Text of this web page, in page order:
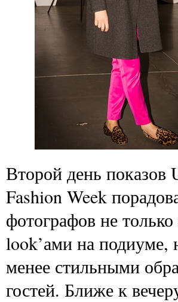
Второй день показов
Fashion Week
фотографов не
look’ами на подиуме,
менее стильными
гостей. Ближе к